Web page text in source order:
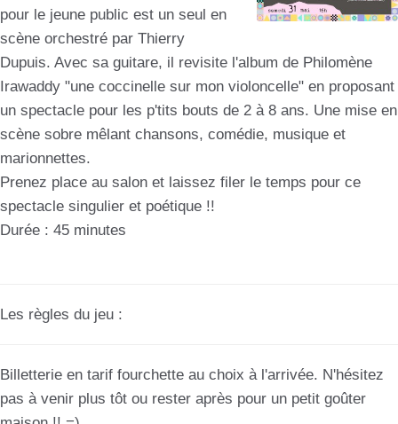
pour le jeune public est un seul en
scène orchestré par Thierry
Dupuis. Avec sa guitare, il revisite l'album de Philomène
Irawaddy "une coccinelle sur mon violoncelle" en proposant
un spectacle pour les p'tits bouts de 2 à 8 ans. Une mise en
scène sobre mêlant chansons, comédie, musique et
marionnettes.
Prenez place au salon et laissez filer le temps pour ce
spectacle singulier et poétique !!
Durée : 45 minutes
Les règles du jeu :
Billetterie en tarif fourchette au choix à l'arrivée. N'hésitez
pas à venir plus tôt ou rester après pour un petit goûter